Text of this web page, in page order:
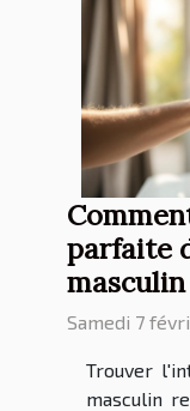
parfaite
masculin
Samedi 7
Trouver
masculin